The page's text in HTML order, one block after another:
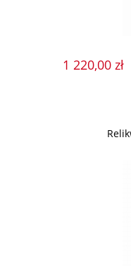
1 220,00 zł